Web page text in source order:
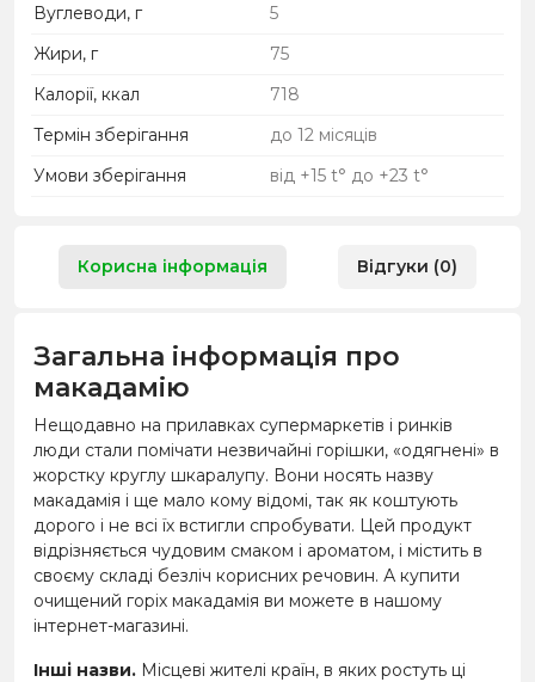
Вуглеводи, г
5
Жири, г
75
Калорії, ккал
718
Термін зберігання
до 12 місяців
Умови зберігання
від +15 t° до +23 t°
Корисна інформація Відгуки (0)
Загальна інформація про
макадамію
Нещодавно на прилавках супермаркетів і ринків
люди стали помічати незвичайні горішки, «одягнені» в
жорстку круглу шкаралупу. Вони носять назву
макадамія і ще мало кому відомі, так як коштують
дорого і не всі їх встигли спробувати. Цей продукт
відрізняється чудовим смаком і ароматом, і містить в
своєму складі безліч корисних речовин. А купити
очищений горіх макадамія ви можете в нашому
інтернет-магазині.
Інші назви. Місцеві жителі країн, в яких ростуть ці